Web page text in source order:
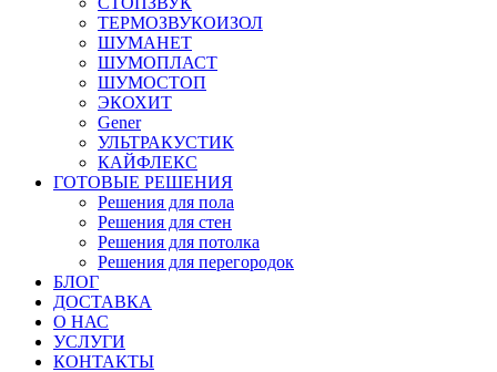
ТЕРМОЗВУКОИЗОЛ
ШУМАНЕТ
ШУМОПЛАСТ
ШУМОСТОП
ЭКОХИТ
Gener
УЛЬТРАКУСТИК
КАЙФЛЕКС
ГОТОВЫЕ РЕШЕНИЯ
Решения для пола
Решения для стен
Решения для потолка
Решения для перегородок
БЛОГ
ДОСТАВКА
О НАС
УСЛУГИ
КОНТАКТЫ